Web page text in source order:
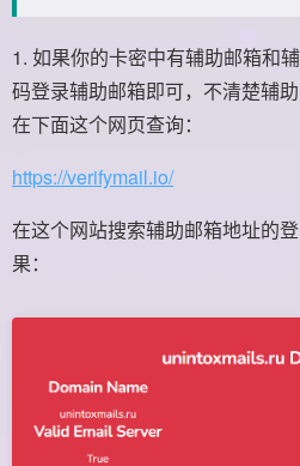
1. 如果你的卡密中有辅助邮箱和
码登录辅助邮箱即可，不清楚辅
在下面这个网页查询：
https://verifymail.io/
在这个网站搜索辅助邮箱地址的
果：